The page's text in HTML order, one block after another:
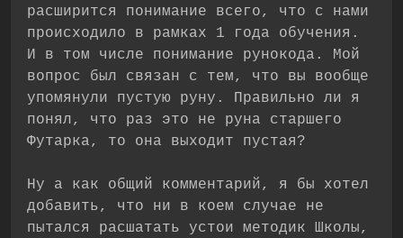
расширится понимание всего, что с нами
происходило в рамках 1 года обучения.
И в том числе понимание рунокода. Мой
вопрос был связан с тем, что вы вообще
упомянули пустую руну. Правильно ли я
понял, что раз это не руна старшего
Футарка, то она выходит пустая?
Ну а как общий комментарий, я бы хотел
добавить, что ни в коем случае не
пытался расшатать устои методик Школы,